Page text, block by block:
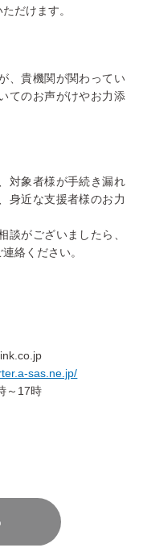
だけます。
、貴機関が関わってい
てのお声がけやお力添
対象者様が手続き漏れ
身近な支援者様のお力
談がございましたら、
絡ください。
sas.ne.jp/
～17時